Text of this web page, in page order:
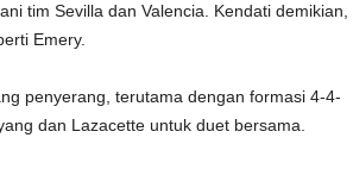
tim Sevilla dan Valencia. Kendati demikian,
Emery.
penyerang, terutama dengan formasi 4-4-
dan Lazacette untuk duet bersama.